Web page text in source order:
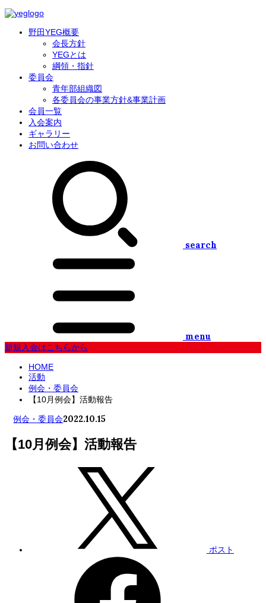
野田YEG概要
会長方針
YEGとは
綱領・指針
委員会
青年部組織図
各委員会の事業方針&事業計画
会員一覧
入会案内
ギャラリー
お問い合わせ
search
menu
新規入会はこちらから
HOME
活動
例会・委員会
【10月例会】活動報告
例会・委員会2022.10.15
【10月例会】活動報告
ポスト